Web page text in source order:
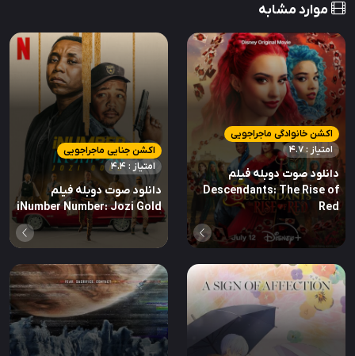
موارد مشابه
اکشن خانوادگی ماجراجویی
امتیاز : 4.7
دانلود صوت دوبله فیلم
Descendants: The Rise of
Red
اکشن جنایی ماجراجویی
امتیاز : 4.4
دانلود صوت دوبله فیلم
iNumber Number: Jozi Gold